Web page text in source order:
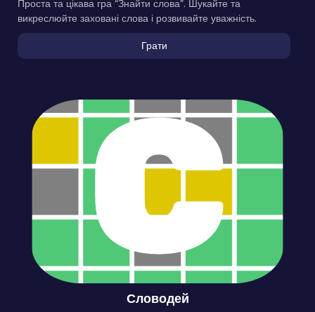
Проста та цікава гра “Знайти слова”. Шукайте та
викреслюйте заховані слова і розвивайте уважність.
Грати
Словодей